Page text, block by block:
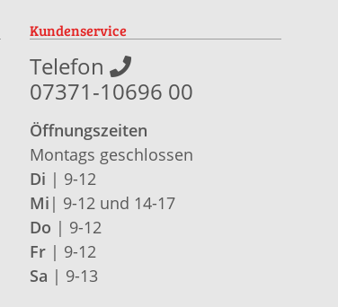
Kundenservice
Telefon
07371-10696 00
Öffnungszeiten
Montags geschlossen
Di | 9-12
Mi | 9-12 und 14-17
Do | 9-12
Fr| 9-12
Sa | 9-13